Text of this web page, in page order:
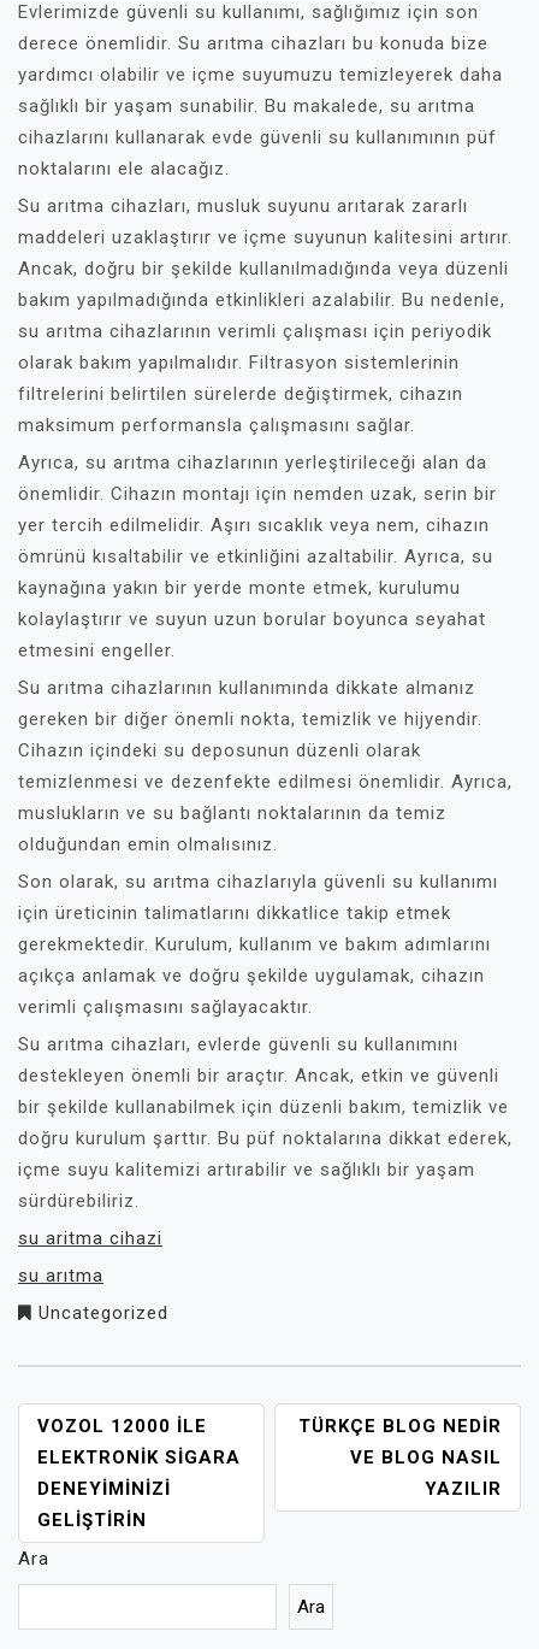
Evlerimizde güvenli su kullanımı, sağlığımız için son
derece önemlidir. Su arıtma cihazları bu konuda bize
yardımcı olabilir ve içme suyumuzu temizleyerek daha
sağlıklı bir yaşam sunabilir. Bu makalede, su arıtma
cihazlarını kullanarak evde güvenli su kullanımının püf
noktalarını ele alacağız.
Su arıtma cihazları, musluk suyunu arıtarak zararlı
maddeleri uzaklaştırır ve içme suyunun kalitesini artırır.
Ancak, doğru bir şekilde kullanılmadığında veya düzenli
bakım yapılmadığında etkinlikleri azalabilir. Bu nedenle,
su arıtma cihazlarının verimli çalışması için periyodik
olarak bakım yapılmalıdır. Filtrasyon sistemlerinin
filtrelerini belirtilen sürelerde değiştirmek, cihazın
maksimum performansla çalışmasını sağlar.
Ayrıca, su arıtma cihazlarının yerleştirileceği alan da
önemlidir. Cihazın montajı için nemden uzak, serin bir
yer tercih edilmelidir. Aşırı sıcaklık veya nem, cihazın
ömrünü kısaltabilir ve etkinliğini azaltabilir. Ayrıca, su
kaynağına yakın bir yerde monte etmek, kurulumu
kolaylaştırır ve suyun uzun borular boyunca seyahat
etmesini engeller.
Su arıtma cihazlarının kullanımında dikkate almanız
gereken bir diğer önemli nokta, temizlik ve hijyendir.
Cihazın içindeki su deposunun düzenli olarak
temizlenmesi ve dezenfekte edilmesi önemlidir. Ayrıca,
muslukların ve su bağlantı noktalarının da temiz
olduğundan emin olmalısınız.
Son olarak, su arıtma cihazlarıyla güvenli su kullanımı
için üreticinin talimatlarını dikkatlice takip etmek
gerekmektedir. Kurulum, kullanım ve bakım adımlarını
açıkça anlamak ve doğru şekilde uygulamak, cihazın
verimli çalışmasını sağlayacaktır.
Su arıtma cihazları, evlerde güvenli su kullanımını
destekleyen önemli bir araçtır. Ancak, etkin ve güvenli
bir şekilde kullanabilmek için düzenli bakım, temizlik ve
doğru kurulum şarttır. Bu püf noktalarına dikkat ederek,
içme suyu kalitemizi artırabilir ve sağlıklı bir yaşam
sürdürebiliriz.
su aritma cihazi
su arıtma
Uncategorized
YAZI
GEZINMESI
VOZOL 12000 ILE
ELEKTRONIK SIGARA
DENEYIMINIZI
GELIŞTIRIN
TÜRKÇE BLOG NEDIR
VE BLOG NASIL
YAZILIR
Ara
Ara